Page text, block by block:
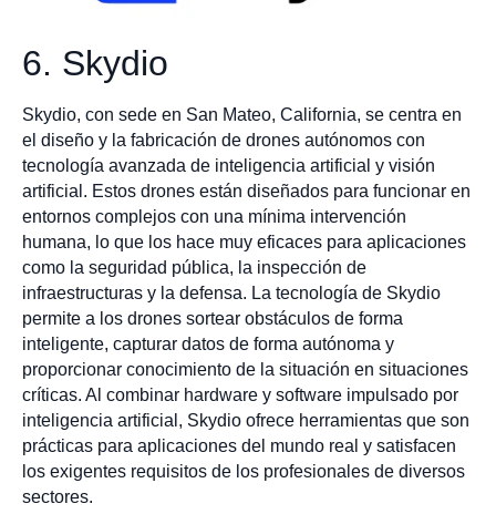
6. Skydio
Skydio, con sede en San Mateo, California, se centra en
el diseño y la fabricación de drones autónomos con
tecnología avanzada de inteligencia artificial y visión
artificial. Estos drones están diseñados para funcionar en
entornos complejos con una mínima intervención
humana, lo que los hace muy eficaces para aplicaciones
como la seguridad pública, la inspección de
infraestructuras y la defensa. La tecnología de Skydio
permite a los drones sortear obstáculos de forma
inteligente, capturar datos de forma autónoma y
proporcionar conocimiento de la situación en situaciones
críticas. Al combinar hardware y software impulsado por
inteligencia artificial, Skydio ofrece herramientas que son
prácticas para aplicaciones del mundo real y satisfacen
los exigentes requisitos de los profesionales de diversos
sectores.